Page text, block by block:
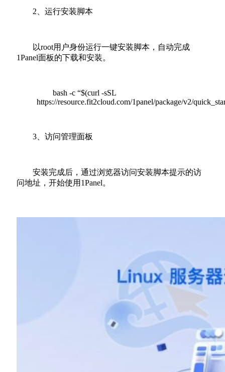
2、运行安装脚本
以root用户身份运行一键安装脚本，自动完成
1Panel面板的下载和安装。
bash -c “$(curl -sSL
https://resource.fit2cloud.com/1panel/package/v2/
3、访问管理面板
安装完成后，通过浏览器访问安装脚本提示的访
问地址，开始使用1Panel。